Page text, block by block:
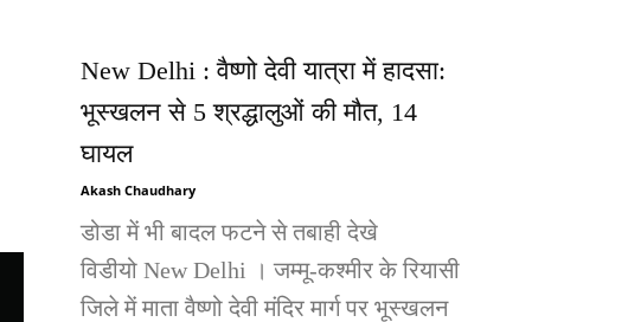
New Delhi : वैष्णो देवी यात्रा में हादसा:
भूस्खलन से 5 श्रद्धालुओं की मौत, 14
घायल
Akash Chaudhary
डोडा में भी बादल फटने से तबाही देखे
विडीयो New Delhi । जम्मू-कश्मीर के रियासी
जिले में माता वैष्णो देवी मंदिर मार्ग पर भूस्खलन